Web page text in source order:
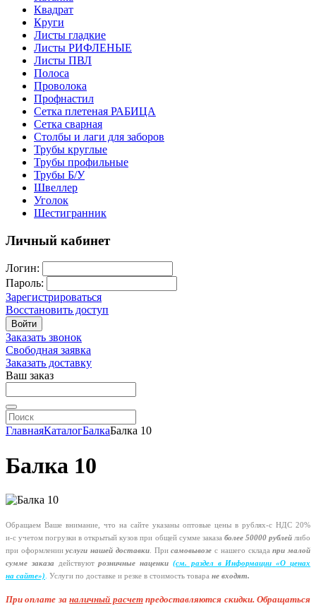
Квадрат
Круги
Листы гладкие
Листы РИФЛЕНЫЕ
Листы ПВЛ
Полоса
Проволока
Профнастил
Сетка плетеная РАБИЦА
Сетка сварная
Столбы и лаги для заборов
Трубы круглые
Трубы профильные
Трубы Б/У
Швеллер
Уголок
Шестигранник
Личный кабинет
Логин:
Пароль:
Зарегистрироваться
Восстановить доступ
Войти
Заказать звонок
Свободная заявка
Заказать доставку
Ваш заказ
ГлавнаяКаталогБалкаБалка 10
Балка 10
Обращаем Ваше внимание, что на сайте указаны оптовые цены в рублях-с НДС 20%
и-с учетом погрузки в открытый кузов при общей сумме заказа более 50000 рублейлибо
при оформленииуслуги нашей доставки. Присамовывозе с нашего складапри малой
сумме заказа
действуютрозничные наценки (см. раздел в Информации «О ценах
на сайте»). Услуги по доставке и резке в стоимость товара не входят.
При оплате заналичный расчет предоставляются скидки. Обращаться